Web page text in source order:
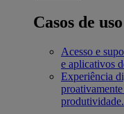
Casos de
Acesso e
e aplicativos
Experiência
produtividade.